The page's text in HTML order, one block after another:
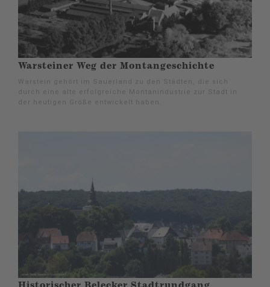
Warsteiner Weg der Montangeschichte
Warstein gehört im Sauerland zu den Städten, die sich
durch eine alte erfolgreiche Montanindustrie zur Stadt in
der heutigen Größe entwickelt haben.